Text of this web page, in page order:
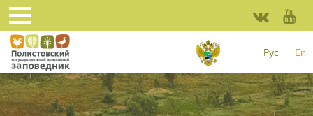
Skip to main content
Рус
En